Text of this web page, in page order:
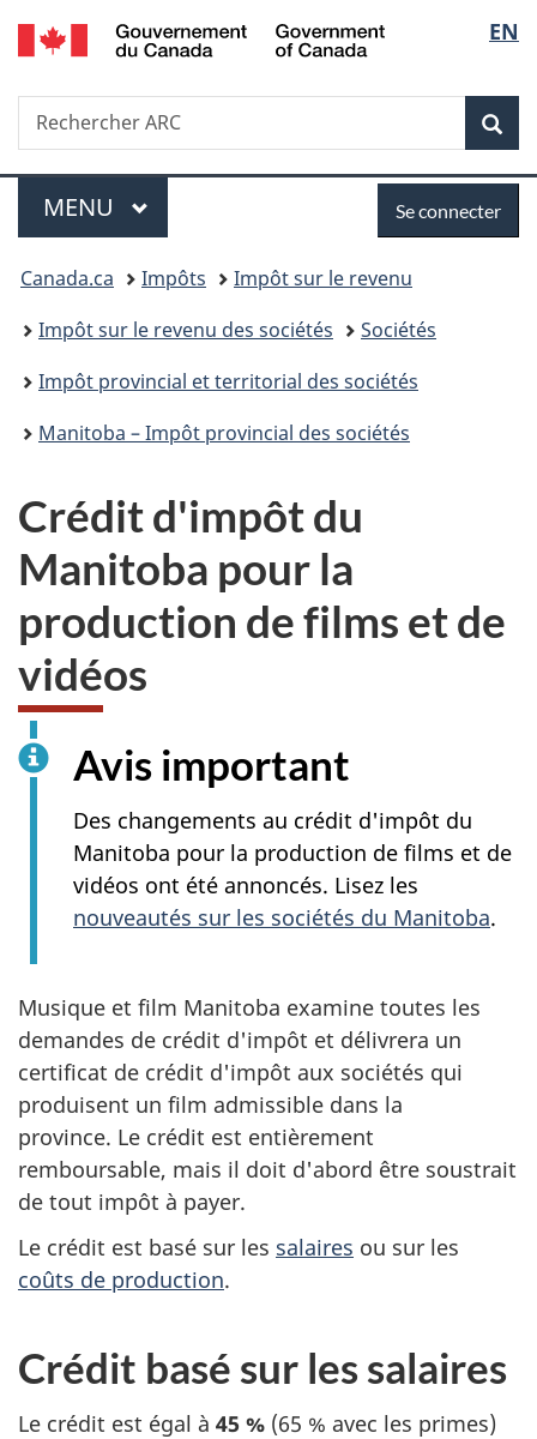
Passer
au
Passer
à
du
Passer
à
simplifiée
de
la
EN
Recherche
Rechercher
ARC
Menu
MENU PRINCIPAL
connecter
Se connecter
Vous
êtes
ici :
Canada.ca Impôts
Impôt sur le revenu
Impôt sur le revenu des sociétés
Sociétés
Impôt provincial et territorial des sociétés
Manitoba – Impôt provincial des sociétés
Crédit d'impôt du
Manitoba pour la
production de films et de
vidéos
Avis important
Des changements au crédit d'impôt du
Manitoba pour la production de films et de
vidéos ont été annoncés. Lisez les
nouveautés sur les sociétés du Manitoba.
Musique et film Manitoba examine toutes les
demandes de crédit d'impôt et délivrera un
certificat de crédit d'impôt aux sociétés qui
produisent un film admissible dans la
province. Le crédit est entièrement
remboursable, mais il doit d'abord être soustrait
de tout impôt à payer.
Le crédit est basé sur les salaires ou sur les
coûts de production.
Crédit basé sur les salaires
Le crédit est égal à 45 % (65 % avec les primes)